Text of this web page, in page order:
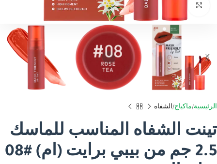
اضغط للتكبير
الرئيسية ماكياج الشفاه
تينت الشفاه المناسب للماسك
2.5 جم من بيبي برايت (ام) #08